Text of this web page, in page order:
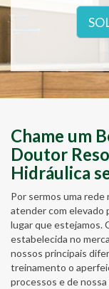
Chame um
Doutor
Hidráulica
Por sermos uma rede
atender com elevado
lugar que estejamos.
estabelecida no
nossos principais
treinamento o
processos e de